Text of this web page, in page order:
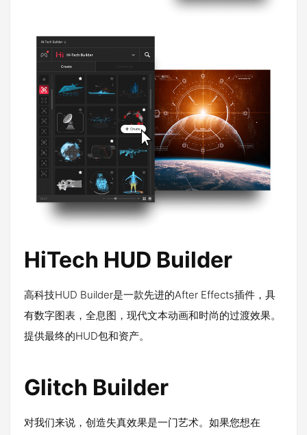
HiTech HUD Builder
高科技HUD Builder是一款先进的After Effects插件，具
有数字图表，全息图，现代文本动画和时尚的过渡效果。
提供最终的HUD包和资产。
Glitch Builder
对我们来说，创造失真效果是一门艺术。如果您想在